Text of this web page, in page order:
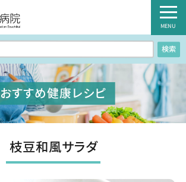
MENU
検索
おすすめ健康レシピ
枝豆和風サラダ